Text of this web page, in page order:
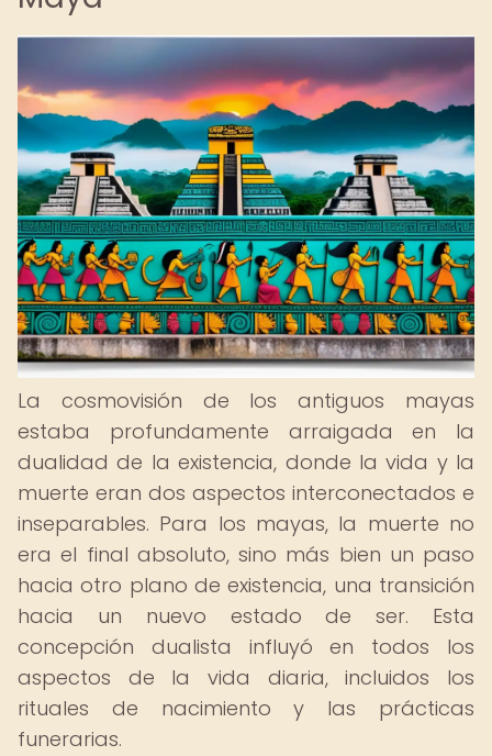
La cosmovisión de los antiguos mayas
estaba profundamente arraigada en la
dualidad de la existencia, donde la vida y la
muerte eran dos aspectos interconectados e
inseparables. Para los mayas, la muerte no
era el final absoluto, sino más bien un paso
hacia otro plano de existencia, una transición
hacia un nuevo estado de ser. Esta
concepción dualista influyó en todos los
aspectos de la vida diaria, incluidos los
rituales de nacimiento y las prácticas
funerarias.